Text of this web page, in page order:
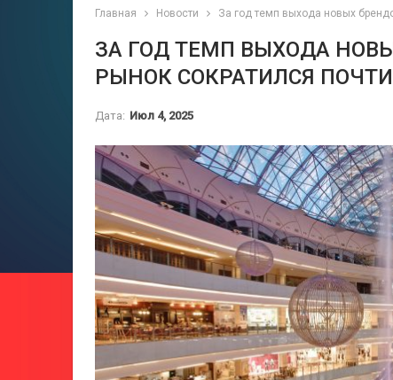
Главная Новости За год темп выхода новых
ЗА ГОД ТЕМП ВЫХОДА
РЫНОК СОКРАТИЛСЯ
Дата: Июл 4, 2025